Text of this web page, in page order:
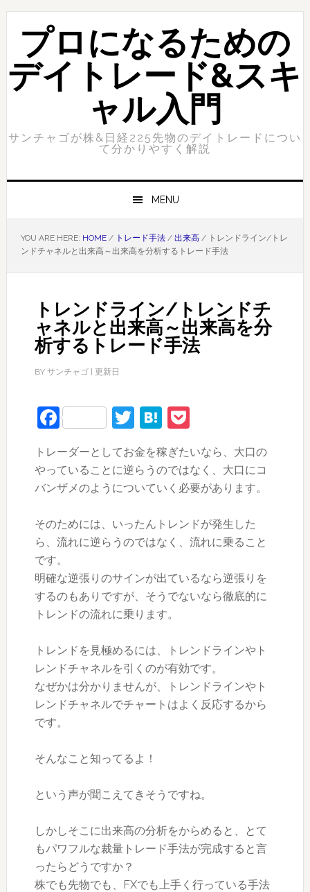
Skip
primary
navigation
Skip
contentプロになるための
デイトレード&スキ
ャル入門
サンチャゴが株&日経225先物のデイトレードについ
て分かりやすく解説
MENU
YOU ARE HERE: HOME / トレード手法 / 出来高 /トレンドライン/トレ
ンドチャネルと出来高～出来高を分析するトレード手法
トレンドライン/トレンドチ
ャネルと出来高～出来高を分
析するトレード手法
BY サンチャゴ| 更新日
FacebookTwitterHatena
Pocket
トレーダーとしてお金を稼ぎたいなら、大口の
やっていることに逆らうのではなく、大口にコ
バンザメのようについていく必要があります。
そのためには、いったんトレンドが発生した
ら、流れに逆らうのではなく、流れに乗ること
です。
明確な逆張りのサインが出ているなら逆張りを
するのもありですが、そうでないなら徹底的に
トレンドの流れに乗ります。
トレンドを見極めるには、トレンドラインやト
レンドチャネルを引くのが有効です。
なぜかは分かりませんが、トレンドラインやト
レンドチャネルでチャートはよく反応するから
です。
そんなこと知ってるよ！
という声が聞こえてきそうですね。
しかしそこに出来高の分析をからめると、とて
もパワフルな裁量トレード手法が完成すると言
ったらどうですか？
株でも先物でも、FXでも上手く行っている手法